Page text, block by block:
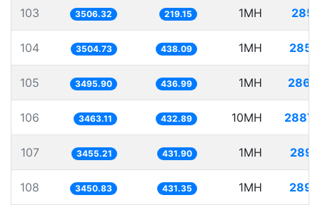
103 3506.32 219.15 1MH
104 3504.73 438.09 1MH
105 3495.90 436.99 1MH
106 3463.11 432.89 10MH
107 3455.21 431.90 1MH
108 3450.83 431.35 1MH